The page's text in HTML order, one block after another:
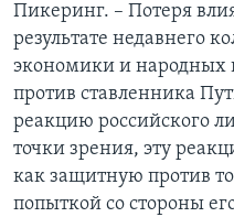
Пикеринг. – Потеря
результате недавнего
экономики и народных
против ставленника
реакцию российского
точки зрения, эту
как защитную против
попыткой со стороны